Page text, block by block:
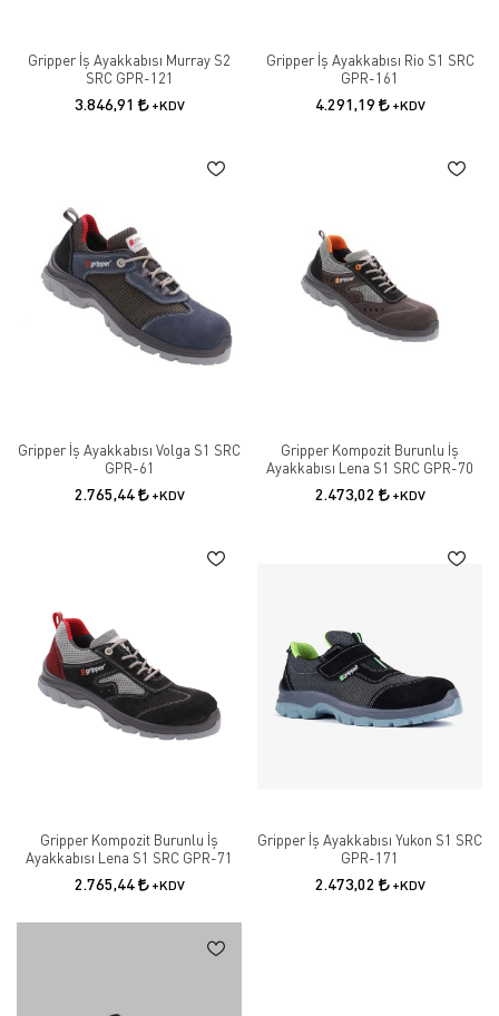
Gripper İş Ayakkabısı Murray S2
SRC GPR-121
3.846,91 +KDV
Gripper İş Ayakkabısı Rio S1 SRC
GPR-161
4.291,19 +KDV
Gripper İş Ayakkabısı Volga S1 SRC
GPR-61
2.765,44 +KDV
Gripper Kompozit Burunlu İş
Ayakkabısı Lena S1 SRC GPR-70
2.473,02 +KDV
Gripper Kompozit Burunlu İş
Ayakkabısı Lena S1 SRC GPR-71
2.765,44 +KDV
Gripper İş Ayakkabısı Yukon S1 SRC
GPR-171
2.473,02 +KDV